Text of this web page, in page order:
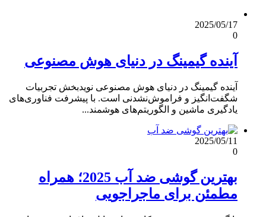
2025/05/17
0
آینده گیمینگ در دنیای هوش مصنوعی
آینده گیمینگ در دنیای هوش مصنوعی نویدبخش تجربیات
شگفت‌انگیز و فراموش‌نشدنی است. با پیشرفت فناوری‌های
یادگیری ماشین و الگوریتم‌های هوشمند...
2025/05/11
0
بهترین گوشی‌ ضد آب 2025؛ همراه
مطمئن برای ماجراجویی